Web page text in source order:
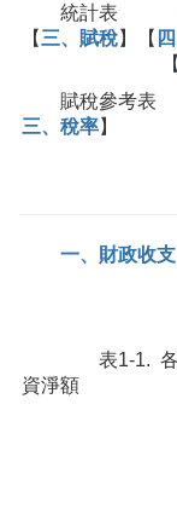
統計表
【 三、賦稅】【
【
賦稅參考表
三、稅率】
一、財政收支
表1-1. 各級
資淨額